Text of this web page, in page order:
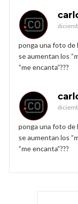
ponga una foto de
se aumentan los
“me encanta”???
ponga una foto de
se aumentan los
“me encanta”???